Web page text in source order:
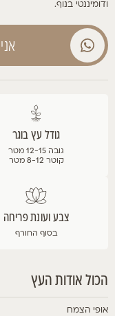
ודומיננטי בנוף.
גודל עץ בוגר
גובה 12-15 מטר
קוטר 8-12 מטר
צבע ועונת פריחה
בסוף החורף
הכול אודות העץ
אופי הצמח